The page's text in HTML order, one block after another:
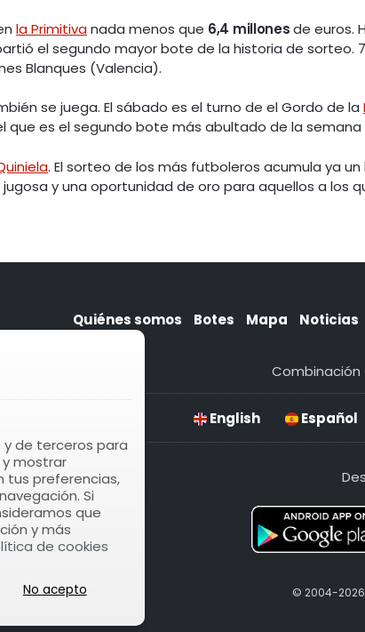
la Primitivanada menos que 6,4 millonesde euros.
el segundo mayor bote de la historia de sorteo.
Blanques (Valencia).
se juega. El sábado es el turno de el Gordo de la
que es el segundo bote más abultado de la semana
. El sorteo de los más futboleros acumula ya
y una oportunidad de oro para aquellos a los
Quiénes somos Botes Mapa Noticias
Combinación
English Español
© 2004-2026
y de terceros para
mostrar
tus preferencias,
Si
que
y más
de cookies
No acepto